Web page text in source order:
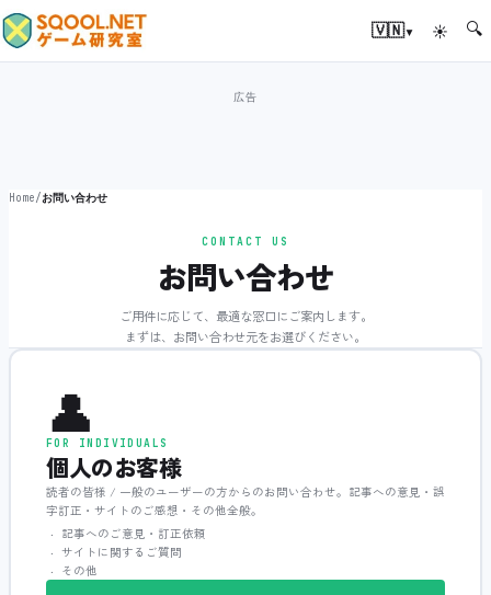
🇻🇳▾ ☀ 🔍
Home/お問い合わせ
CONTACT US
お問い合わせ
ご用件に応じて、最適な窓口にご案内します。
まずは、お問い合わせ元をお選びください。
👤
FOR INDIVIDUALS
個人のお客様
読者の皆様 / 一般のユーザーの方からのお問い合わせ。記事への意見・誤
字訂正・サイトのご感想・その他全般。
記事へのご意見・訂正依頼
サイトに関するご質問
その他